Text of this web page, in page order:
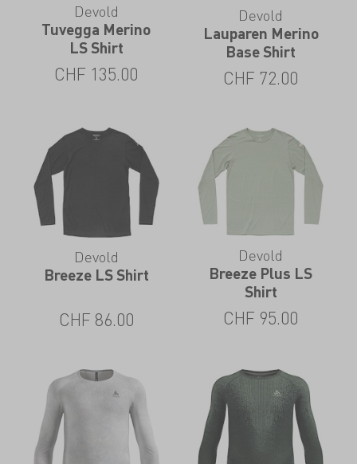
Devold
Tuvegga Merino
LS Shirt
CHF 135.00
Devold
Lauparen Merino
Base Shirt
CHF 72.00
Devold
Breeze LS Shirt
CHF 86.00
Devold
Breeze Plus LS
Shirt
CHF 95.00